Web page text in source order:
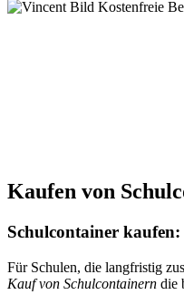
Kaufen von
Schulcontainer
Für Schulen, die langfristig
Kauf von Schulcontainern die